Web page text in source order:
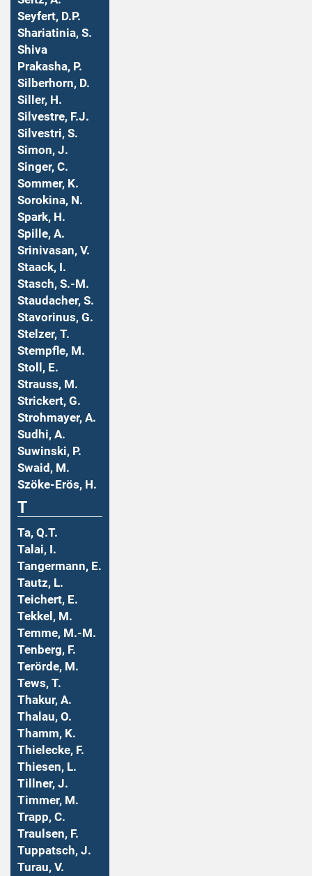
Seyfert, D.P.
Shariatinia, S.
Shiva
Prakasha, P.
Silberhorn, D.
Siller, H.
Silvestre, F.J.
Silvestri, S.
Simon, J.
Singer, C.
Sommer, K.
Sorokina, N.
Spark, H.
Spille, A.
Srinivasan, V.
Staack, I.
Stasch, S.-M.
Staudacher, S.
Stavorinus, G.
Stelzer, T.
Stempfle, M.
Stoll, E.
Strauss, M.
Strickert, G.
Strohmayer, A.
Sudhi, A.
Suwinski, P.
Swaid, M.
Szöke-Erös, H.
T
Ta, Q.T.
Talai, I.
Tangermann, E.
Tautz, L.
Teichert, E.
Tekkel, M.
Temme, M.-M.
Tenberg, F.
Terörde, M.
Tews, T.
Thakur, A.
Thalau, O.
Thamm, K.
Thielecke, F.
Thiesen, L.
Tillner, J.
Timmer, M.
Trapp, C.
Traulsen, F.
Tuppatsch, J.
Turau, V.